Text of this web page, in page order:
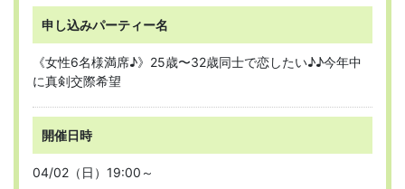
申し込みパーティー名
《女性6名様満席♪》25歳〜32歳同士で恋したい♪♪今年中
に真剣交際希望
開催日時
04/02（日）19:00～